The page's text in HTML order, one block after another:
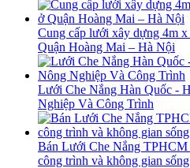
Cung cấp lưới xây dựng 4m
Quận Hoàng Mai – Hà Nội
Lưới Che Nắng Hàn Quốc -
Nghiệp Và Công Trình
Bán Lưới Che Nắng TPHCM
công trình và không gian sống